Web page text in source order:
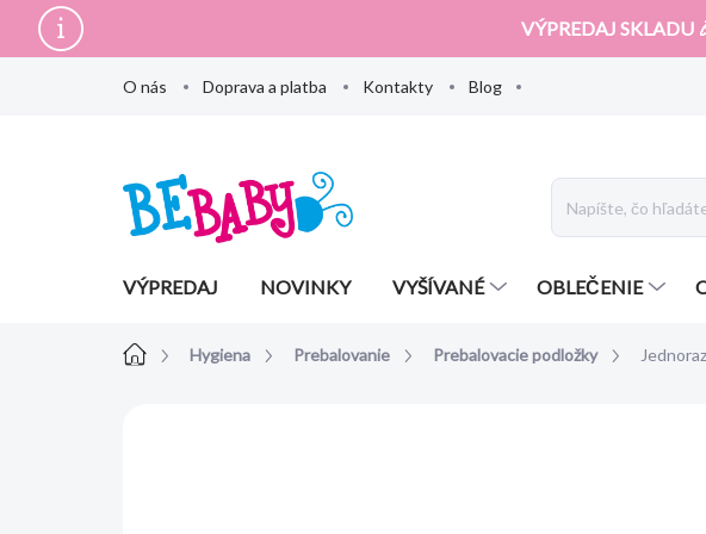
obsah
VÝPREDAJ SKLADU
O nás Doprava a platba Kontakty Blog
VÝPREDAJ NOVINKY VYŠÍVANÉ OBLEČENIE
DomovHygiena Prebalovanie Prebalovacie podložky